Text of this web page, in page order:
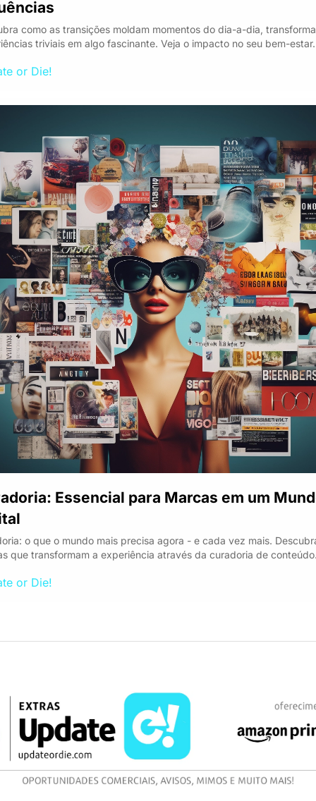
como as transições moldam momentos do dia-a-dia,
triviais em algo fascinante. Veja o impacto no seu bem-estar.
or Die!
Essencial para Marcas em um
o que o mundo mais precisa agora - e cada vez mais.
que transformam a experiência através da curadoria de
or Die!